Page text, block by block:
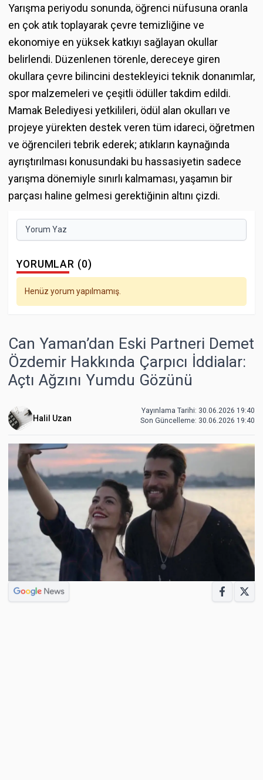
Yarışma periyodu sonunda, öğrenci nüfusuna oranla
en çok atık toplayarak çevre temizliğine ve
ekonomiye en yüksek katkıyı sağlayan okullar
belirlendi. Düzenlenen törenle, dereceye giren
okullara çevre bilincini destekleyici teknik donanımlar,
spor malzemeleri ve çeşitli ödüller takdim edildi.
Mamak Belediyesi yetkilileri, ödül alan okulları ve
projeye yürekten destek veren tüm idareci, öğretmen
ve öğrencileri tebrik ederek; atıkların kaynağında
ayrıştırılması konusundaki bu hassasiyetin sadece
yarışma dönemiyle sınırlı kalmaması, yaşamın bir
parçası haline gelmesi gerektiğinin altını çizdi.
Yorum Yaz
YORUMLAR (0)
Henüz yorum yapılmamış.
Can Yaman’dan Eski Partneri Demet
Özdemir Hakkında Çarpıcı İddialar:
Açtı Ağzını Yumdu Gözünü
Halil Uzan
Yayınlama Tarihi: 30.06.2026 19:40
Son Güncelleme: 30.06.2026 19:40